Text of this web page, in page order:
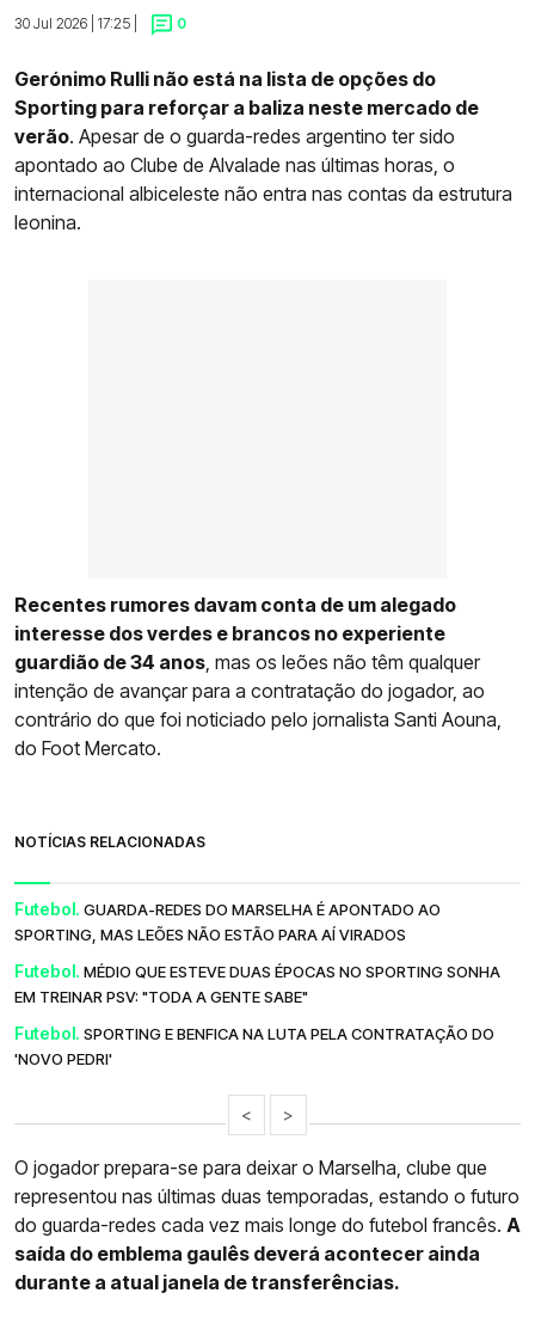
30 Jul 2026 | 17:25 |
0
Gerónimo Rulli não está na lista de opções do
Sporting para reforçar a baliza neste mercado de
verão. Apesar de o guarda-redes argentino ter sido
apontado ao Clube de Alvalade nas últimas horas, o
internacional albiceleste não entra nas contas da estrutura
leonina.
Recentes rumores davam conta de um alegado
interesse dos verdes e brancos no experiente
guardião de 34 anos , mas os leões não têm qualquer
intenção de avançar para a contratação do jogador, ao
contrário do que foi noticiado pelo jornalista Santi Aouna,
do Foot Mercato.
NOTÍCIAS RELACIONADAS
Futebol. GUARDA-REDES DO MARSELHA É APONTADO AO
SPORTING, MAS LEÕES NÃO ESTÃO PARA AÍ VIRADOS
Futebol. MÉDIO QUE ESTEVE DUAS ÉPOCAS NO SPORTING SONHA
EM TREINAR PSV: "TODA A GENTE SABE"
Futebol. SPORTING E BENFICA NA LUTA PELA CONTRATAÇÃO DO
'NOVO PEDRI'
< >
O jogador prepara-se para deixar o Marselha, clube que
representou nas últimas duas temporadas, estando o futuro
do guarda-redes cada vez mais longe do futebol francês. A
saída do emblema gaulês deverá acontecer ainda
durante a atual janela de transferências.